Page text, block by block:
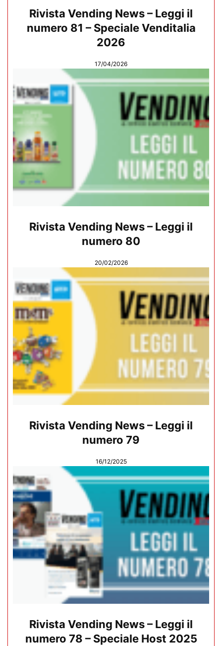
Rivista Vending News – Leggi il
numero 81 – Speciale Venditalia
2026
17/04/2026
Rivista Vending News – Leggi il
numero 80
20/02/2026
Rivista Vending News – Leggi il
numero 79
16/12/2025
Rivista Vending News – Leggi il
numero 78 – Speciale Host 2025